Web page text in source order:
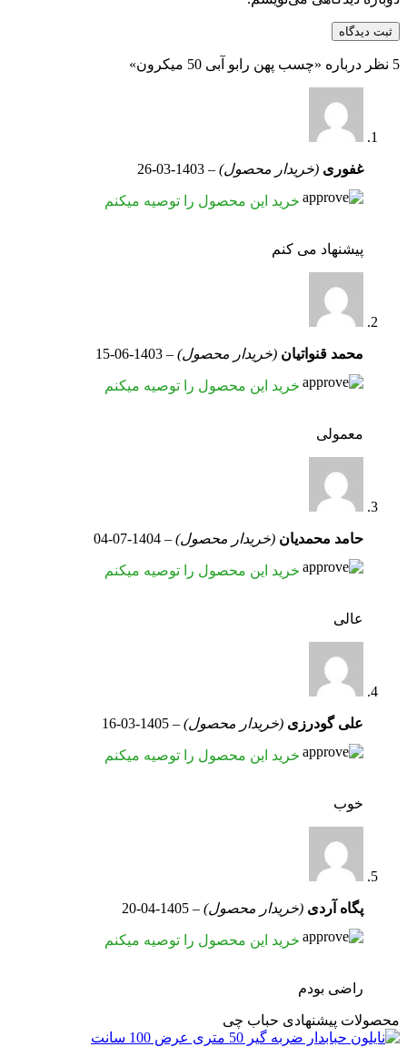
5 نظر درباره « چسب پهن رابو آبی 50 میکرون»
غفوری (خریدار محصول) –
1403-03-26
خرید این محصول را توصیه میکنم
پیشنهاد می کنم
محمد قنواتیان (خریدار محصول) –
1403-06-15
خرید این محصول را توصیه میکنم
معمولی
حامد محمدیان (خریدار محصول) –
1404-07-04
خرید این محصول را توصیه میکنم
عالی
علی گودرزی (خریدار محصول) –
1405-03-16
خرید این محصول را توصیه میکنم
خوب
پگاه آردی (خریدار محصول) –
1405-04-20
خرید این محصول را توصیه میکنم
راضی بودم
محصولات پیشنهادی حباب چی